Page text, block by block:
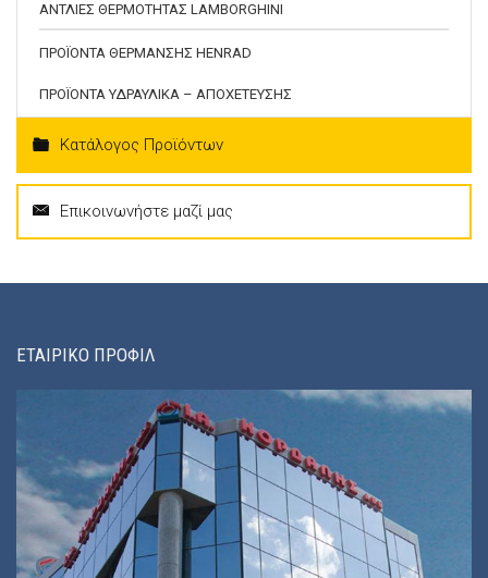
ΑΝΤΛΙΕΣ ΘΕΡΜΟΤΗΤΑΣ LAMBORGHINI
ΠΡΟΪΟΝΤΑ ΘΕΡΜΑΝΣΗΣ HENRAD
ΠΡΟΪΟΝΤΑ ΥΔΡΑΥΛΙΚΑ – ΑΠΟΧΕΤΕΥΣΗΣ
Κατάλογος Προϊόντων
Επικοινωνήστε μαζί μας
ΕΤΑΙΡΙΚΟ ΠΡΟΦΙΛ